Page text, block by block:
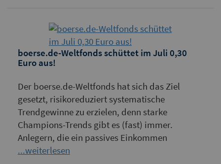
boerse.de-Weltfonds schüttet im Juli 0,30
Euro aus!
Der boerse.de-Weltfonds hat sich das Ziel
gesetzt, risikoreduziert systematische
Trendgewinne zu erzielen, denn starke
Champions-Trends gibt es (fast) immer.
Anlegern, die ein passives Einkommen
...weiterlesen